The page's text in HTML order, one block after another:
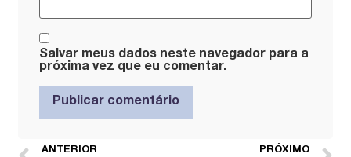
Salvar meus dados neste navegador para a
próxima vez que eu comentar.
ANTERIOR PRÓXIMO